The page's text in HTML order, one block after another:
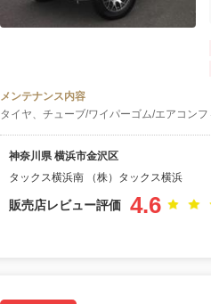
メンテナンス内容
タイヤ、チューブ/ワイパーゴム/エアコン
神奈川県 横浜市金沢区
タックス横浜南 （株）タックス横浜
販売店レビュー評価 4.6